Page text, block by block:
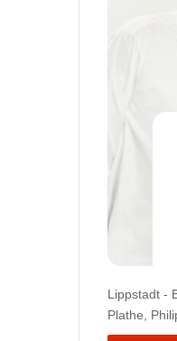
Lippstadt -
Plathe,